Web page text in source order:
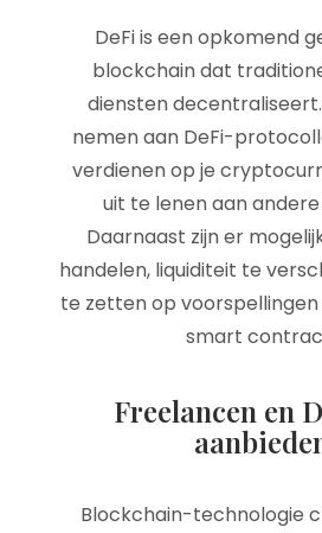
DeFi is een opkomend
blockchain dat
diensten
nemen aan DeFi-
verdienen op je
uit te lenen aan
Daarnaast zijn er
handelen, liquiditeit te
te zetten op
smart
Freelancen en
Blockchain-technologie